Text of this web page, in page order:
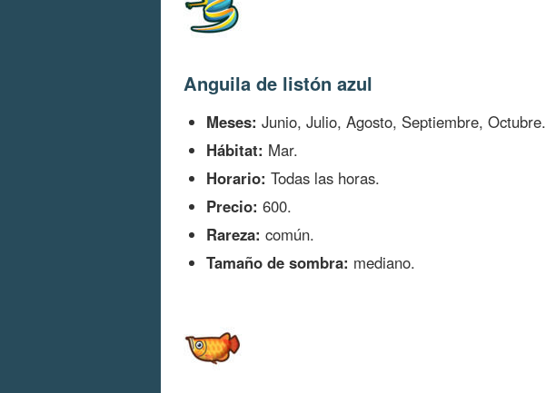
Anguila de listón azul
Meses: Junio, Julio, Agosto, Septiembre, Octubre.
Hábitat: Mar.
Horario: Todas las horas.
Precio: 600.
Rareza: común.
Tamaño de sombra: mediano.